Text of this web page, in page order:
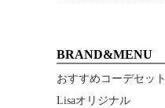
BRAND&MENU
おすすめコーデセット
Lisaオリジナル